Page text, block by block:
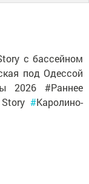
с бассейном
под Одессой
2026 #Раннее
#Каролино-